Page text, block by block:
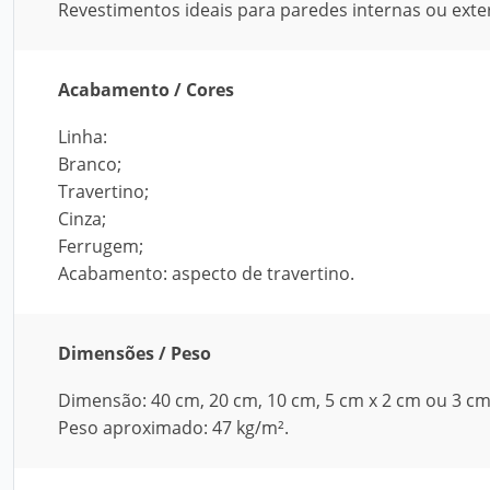
Revestimentos ideais para paredes internas ou
Acabamento / Cores
Linha:
Branco;
Travertino;
Cinza;
Ferrugem;
Acabamento: aspecto de travertino.
Dimensões / Peso
Dimensão: 40 cm, 20 cm, 10 cm, 5 cm x 2 cm ou 3
Peso aproximado: 47 kg/m².